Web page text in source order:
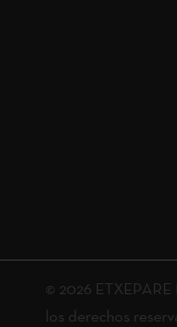
© 2026
los derechos